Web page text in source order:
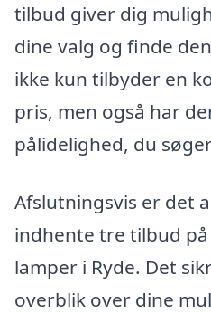
tilbud giver dig
dine valg og finde
ikke kun tilbyder en
pris, men også har
pålidelighed, du
Afslutningsvis er det
indhente tre tilbud
lamper i Ryde. Det
overblik over dine